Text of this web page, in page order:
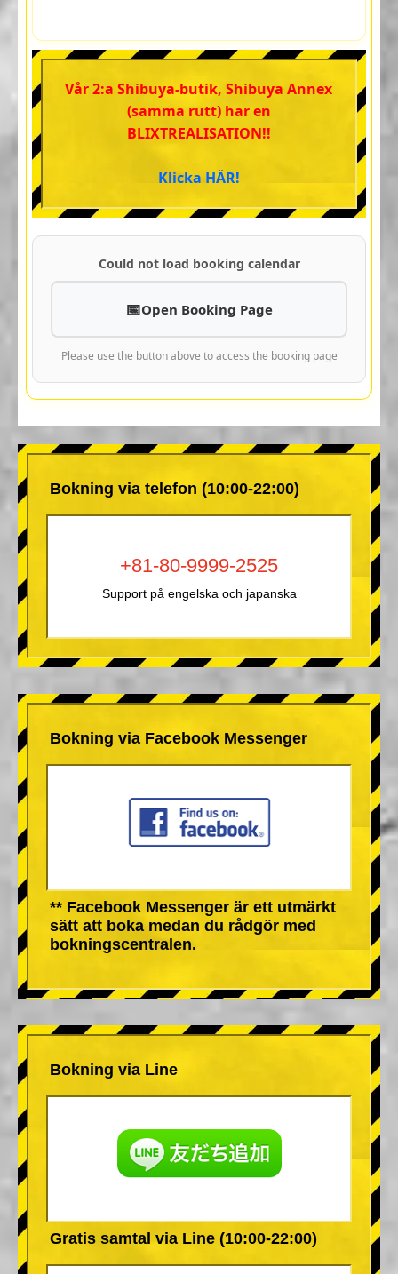
Vår 2:a Shibuya-butik, Shibuya Annex
(samma rutt) har en
BLIXTREALISATION!!
Klicka HÄR!
Could not load booking calendar
Open Booking Page
Please use the button above to access the booking page
Bokning via telefon (10:00-22:00)
+81-80-9999-2525
Support på engelska och japanska
Bokning via Facebook Messenger
** Facebook Messenger är ett utmärkt
sätt att boka medan du rådgör med
bokningscentralen.
Bokning via Line
Gratis samtal via Line (10:00-22:00)